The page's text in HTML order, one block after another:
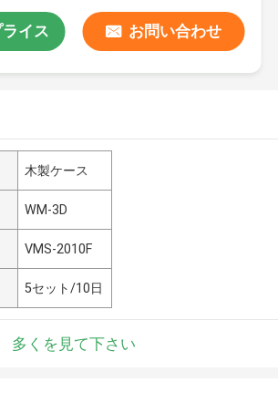
イス お問い合わせ
木製ケース
WM-3D
VMS-2010F
5セット/10日
多くを見て下さい